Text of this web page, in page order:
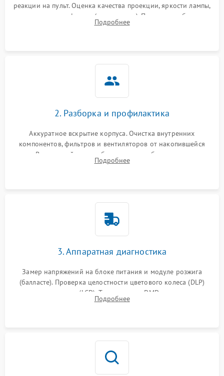
реакции на пульт. Оценка качества проекции, яркости лампы,
наличия артефактов (точки, пятна). Проверка работы
системы охлаждения по уровню шума вентиляторов.
Подробнее
2. Разборка и профилактика
Аккуратное вскрытие корпуса. Очистка внутренних
компонентов, фильтров и вентиляторов от накопившейся
пыли. Визуальный осмотр блока питания, балласта лампы и
материнской платы на наличие прогаров или вздутых
Подробнее
3. Аппаратная диагностика
Замер напряжений на блоке питания и модуле розжига
(балласте). Проверка целостности цветового колеса (DLP)
или поляризаторов (LCD). Тестирование DMD-чипа, датчиков
температуры и оптопар с помощью мультиметра и
Подробнее